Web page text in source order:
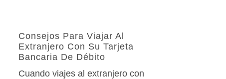
Consejos Para Viajar Al
Extranjero Con Su Tarjeta
Bancaria De Débito
Cuando viajes al extranjero con